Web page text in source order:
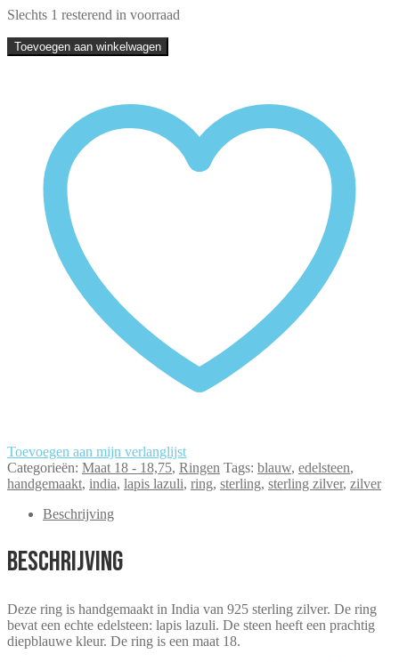
Slechts 1 resterend in voorraad
Ring
|
quantity
Toevoegen aan winkelwagen
Toevoegen aan mijn verlanglijst
Categorieën: Maat 18 - 18,75, Ringen Tags: blauw, edelsteen,
handgemaakt, india, lapis lazuli, ring, sterling, sterling zilver, zilver
Beschrijving
Beschrijving
Deze ring is handgemaakt in India van 925 sterling zilver. De ring
bevat een echte edelsteen: lapis lazuli. De steen heeft een prachtig
diepblauwe kleur. De ring is een maat 18.